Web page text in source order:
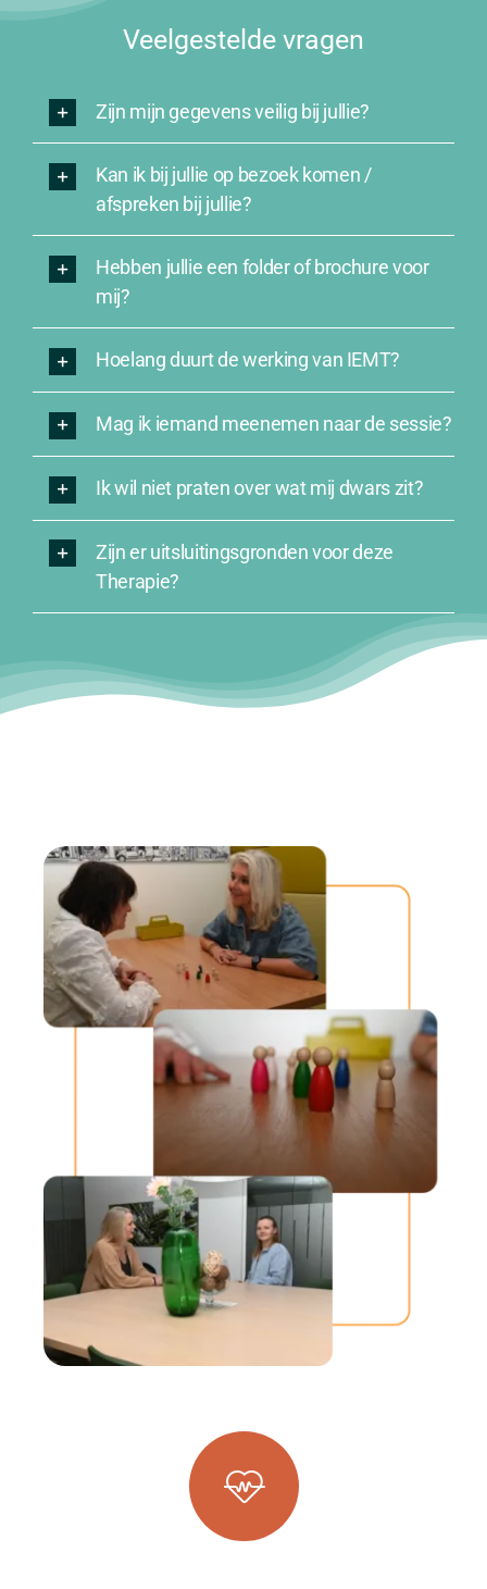
Veelgestelde vragen
Zijn mijn gegevens veilig bij jullie?
Kan ik bij jullie op bezoek komen /
afspreken bij jullie?
Hebben jullie een folder of brochure voor
mij?
Hoelang duurt de werking van IEMT?
Mag ik iemand meenemen naar de sessie?
Ik wil niet praten over wat mij dwars zit?
Zijn er uitsluitingsgronden voor deze
Therapie?